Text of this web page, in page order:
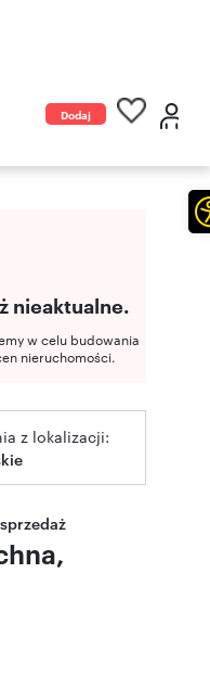
Dodaj
nieaktualne.
w celu budowania
nieruchomości.
z lokalizacji: